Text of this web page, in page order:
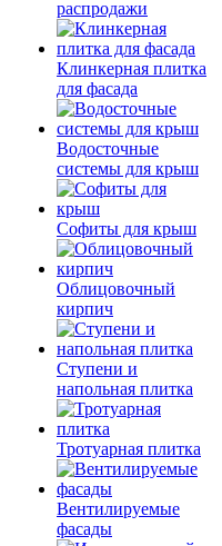
распродажи
Клинкерная плитка
для фасада
Водосточные
системы для крыш
Софиты для крыш
Облицовочный
кирпич
Ступени и
напольная плитка
Тротуарная плитка
Вентилируемые
фасады